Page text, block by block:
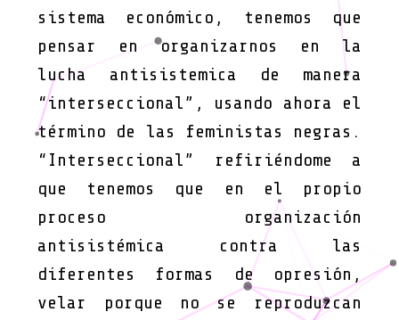
sistema económico, tenemos que
pensar en organizarnos en la
lucha antisistemica de manera
“interseccional”, usando ahora el
término de las feministas negras.
“Interseccional” refiriéndome a
que tenemos que en el propio
proceso organización
antisistémica contra las
diferentes formas de opresión,
velar porque no se reproduzcan